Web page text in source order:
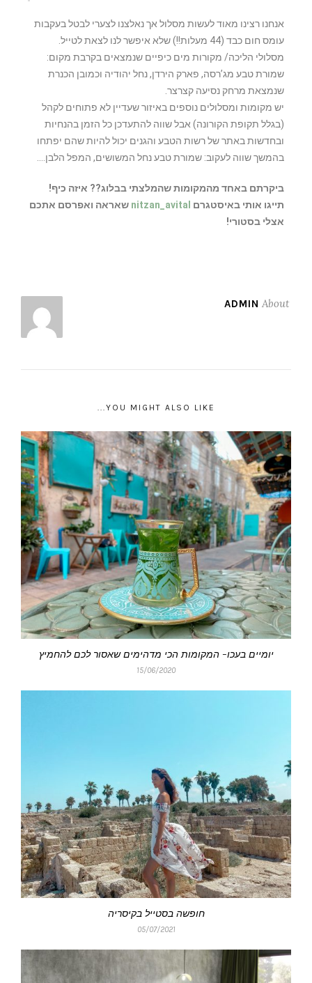
אנחנו רצינו מאוד לעשות מסלול אך נאלצנו לצערי לבטל בעקבות
עומס חום כבד (44 מעלות!!) שלא איפשר לנו לצאת לטייל.
מסלולי הליכה/ מקורות מים כיפיים שנמצאים בקרבת מקום:
שמורת טבע מג’רסה, פארק הירדן, נחל יהודיה וכמובן הכנרת
שנמצאת מרחק נסיעה קצרצר.
יש מקומות ומסלולים נוספים באיזור שעדיין לא פתוחים לקהל
(בגלל תקופת הקורונה) אבל שווה להתעדכן כל הזמן בהנחיות
ובחדשות באתר של רשות הטבע והגנים יכול להיות שהם יפתחו
בהמשך שווה לעקוב: שמורת טבע נחל המשושים, המפל הלבן….
ביקרתם באחד מהמקומות שהמלצתי בבלוג?? איזה כיף!
תייגו אותי באיסטגרם nitzan_avital שאראה ואפרסם אתכם
אצלי בסטורי!
About
ADMIN
YOU MIGHT ALSO LIKE...
יומיים בעכו- המקומות הכי מדהימים שאסור לכם להחמיץ
15/06/2020
חופשה בסטייל בקיסריה
05/07/2021